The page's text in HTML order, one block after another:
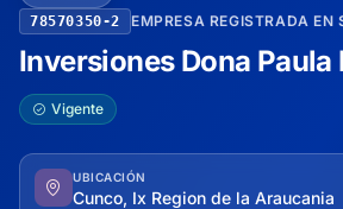
78570350-2 EMPRESA REGISTRADA EN
Inversiones Dona Paula
Vigente
UBICACIÓN
Cunco, Ix Region de la Araucania